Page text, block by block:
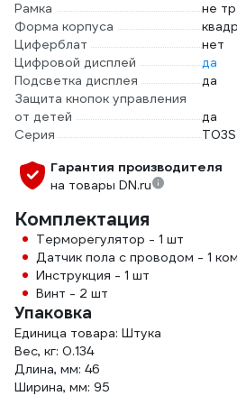
Рамка
не
Форма корпуса
Циферблат
нет
Цифровой дисплей
да
Подсветка дисплея
да
Защита кнопок управления
от детей
да
Серия
Гарантия производителя
на товары DN.ru
Комплектация
Терморегулятор - 1 шт
Датчик пола с проводом - 1
Инструкция - 1 шт
Винт - 2 шт
Упаковка
Единица товара: Штука
Вес, кг: 0.134
Длина, мм: 46
Ширина, мм: 95